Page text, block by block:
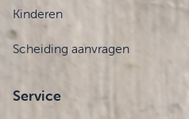
Kinderen
Scheiding aanvragen
Service